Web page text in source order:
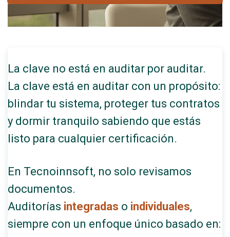
La clave no está en auditar por auditar.
La clave está en auditar con un propósito:
blindar tu sistema, proteger tus contratos
y dormir tranquilo sabiendo que estás
listo para cualquier certificación.
En Tecnoinnsoft, no solo revisamos
documentos.
Auditorías integradas o individuales,
siempre con un enfoque único basado en: